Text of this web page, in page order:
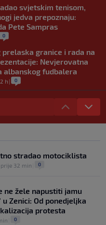
svjetskim tenisom,
jedva prepoznaju:
Pete Sampras
0
prelaska granice i rada na
Nevjerovatna
albanskog fudbalera
h | 0
preokrenuo posao: Rodri
a sada je na
0
Argentine stigao iz
h |
stradao motociklista
prije 32 min 0
ne žele napustiti jamu
u Zenici: Od ponedjeljka
protesta
0